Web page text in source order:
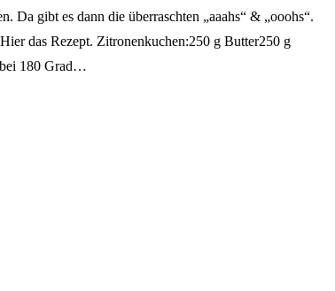
gibt es dann die überraschten „aaahs“ & „ooohs“.
das Rezept. Zitronenkuchen:250 g Butter250 g
180 Grad…